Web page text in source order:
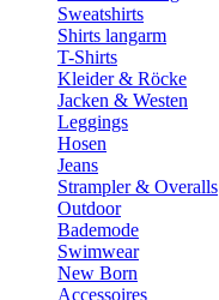
Sweatshirts
Shirts langarm
T-Shirts
Kleider & Röcke
Jacken & Westen
Leggings
Hosen
Jeans
Strampler & Overalls
Outdoor
Bademode
Swimwear
New Born
Accessoires